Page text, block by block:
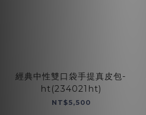
經典中性雙口袋手提真皮包-
ht(234021ht)
NT$5,500